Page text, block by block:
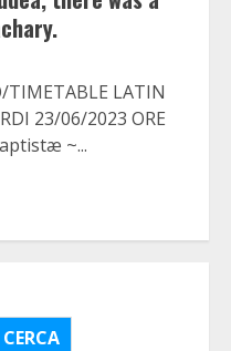
TIMETABLE LATIN
23/06/2023 ORE
~...
CERCA